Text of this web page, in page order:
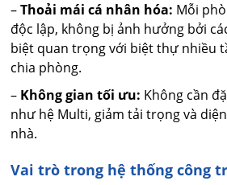
–Thoải mái cá nhân hóa: Mỗi
độc lập, không bị ảnh hưởng bởi
biệt quan trọng với biệt thự nhiều
chia phòng.
– Không gian tối ưu: Không cần
như hệ Multi, giảm tải trọng và
nhà.
Vai trò trong hệ thống công